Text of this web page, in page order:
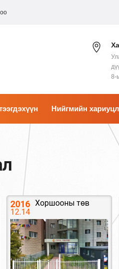
8-
Нийгмийн
2016
12.14
Хоршооны төв